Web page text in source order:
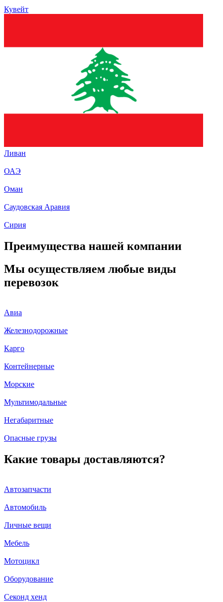
Кувейт
Ливан
ОАЭ
Оман
Саудовская Аравия
Сирия
Преимущества нашей компании
Мы осуществляем любые виды
перевозок
Авиа
Железнодорожные
Карго
Контейнерные
Морские
Мультимодальные
Негабаритные
Опасные грузы
Какие товары доставляются?
Автозапчасти
Автомобиль
Личные вещи
Мебель
Мотоцикл
Оборудование
Секонд хенд